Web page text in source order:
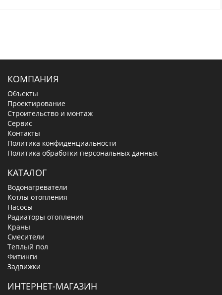
КОМПАНИЯ
Объекты
Проектирование
Строительство и монтаж
Сервис
Контакты
Политика конфиденциальности
Политика обработки персональных данных
КАТАЛОГ
Водонагреватели
Котлы отопления
Насосы
Радиаторы отопления
Краны
Смесители
Теплый пол
Фитинги
Задвижки
ИНТЕРНЕТ-МАГАЗИН